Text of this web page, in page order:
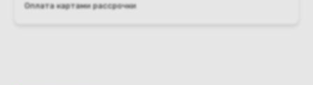
Оплата картами рассрочки